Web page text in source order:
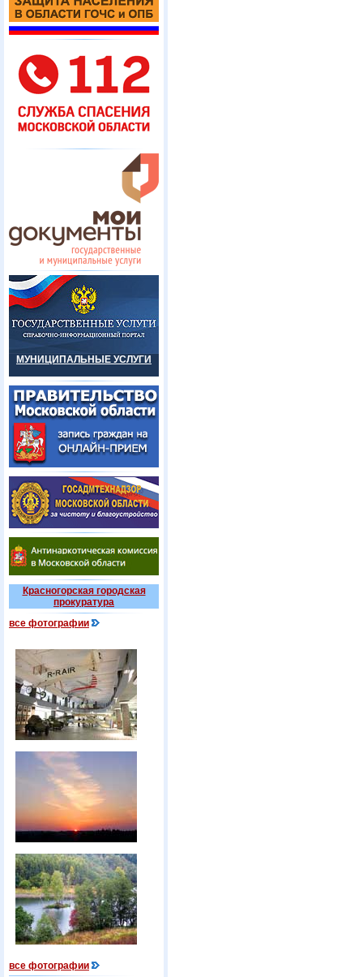
МУНИЦИПАЛЬНЫЕ УСЛУГИ
Красногорская городская
прокуратура
все фотографии
все фотографии